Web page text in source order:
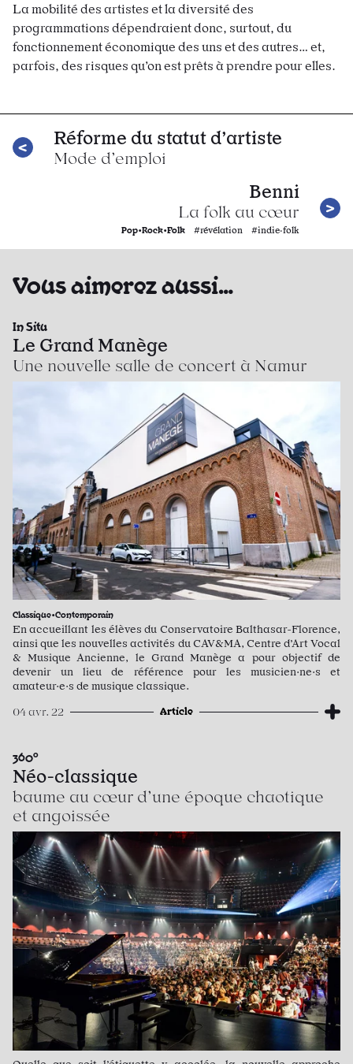
La mobilité des artistes et la diversité des
programmations dépendraient donc, surtout, du
fonctionnement économique des uns et des autres… et,
parfois, des risques qu’on est prêts à prendre pour elles.
Réforme du statut d’artiste
Mode d’emploi
Benni
La folk au cœur
Pop•Rock•Folk #révélation #indie·folk
Vous aimerez aussi…
In Situ
Le Grand Manège
Une nouvelle salle de concert à Namur
Classique•Contemporain
En accueillant les élèves du Conservatoire Balthasar-Florence,
ainsi que les nouvelles activités du CAV&MA, Centre d’Art Vocal
& Musique Ancienne, le Grand Manège a pour objectif de
devenir un lieu de référence pour les musicien·ne·s et
amateur·e·s de musique classique.
04 avr. 22 Article
360°
Néo-classique
baume au cœur d’une époque chaotique
et angoissée